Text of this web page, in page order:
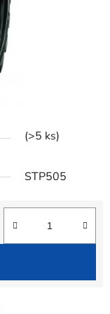
(>5 ks)
STP505